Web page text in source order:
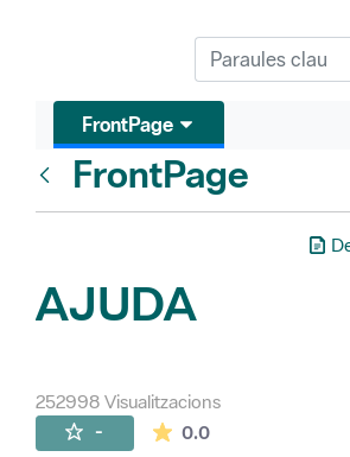
FrontPage
FrontPage
AJUDA
252998 Visualitzacions
- 0.0La mitjana de les